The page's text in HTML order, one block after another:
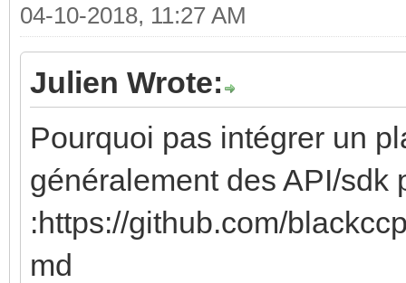
04-10-2018, 11:27 AM
Julien Wrote:
Pourquoi pas intégrer un
généralement des API/sdk
:https://github.com/
md